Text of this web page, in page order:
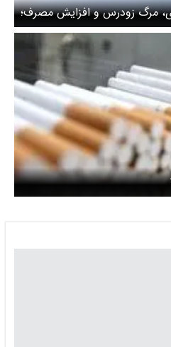
میلیاردی، مرگ زودرس و افزایش مصرف؛